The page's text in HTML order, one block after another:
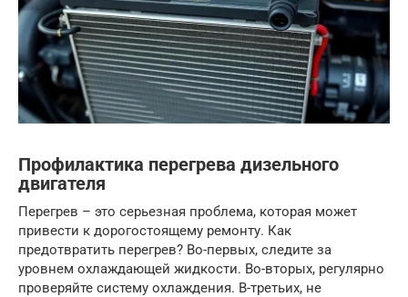
Профилактика перегрева дизельного
двигателя
Перегрев – это серьезная проблема, которая может
привести к дорогостоящему ремонту. Как
предотвратить перегрев? Во-первых, следите за
уровнем охлаждающей жидкости. Во-вторых, регулярно
проверяйте систему охлаждения. В-третьих, не